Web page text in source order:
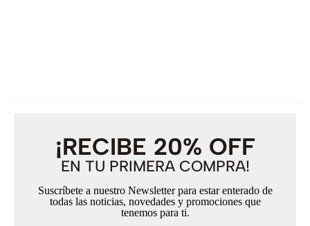
¡RECIBE 20% OFF
EN TU PRIMERA COMPRA!
Suscríbete a nuestro Newsletter para estar enterado de
todas las noticias, novedades y promociones que
tenemos para ti.